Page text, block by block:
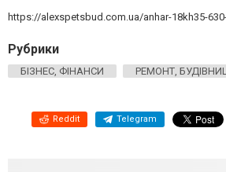
https://alexspetsbud.com.ua/anhar-18kh35-
Рубрики
БІЗНЕС, ФІНАНСИ РЕМОНТ,
Reddit Telegram